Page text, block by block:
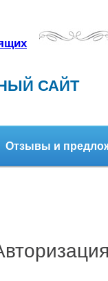
САЙТ
Отзывы и